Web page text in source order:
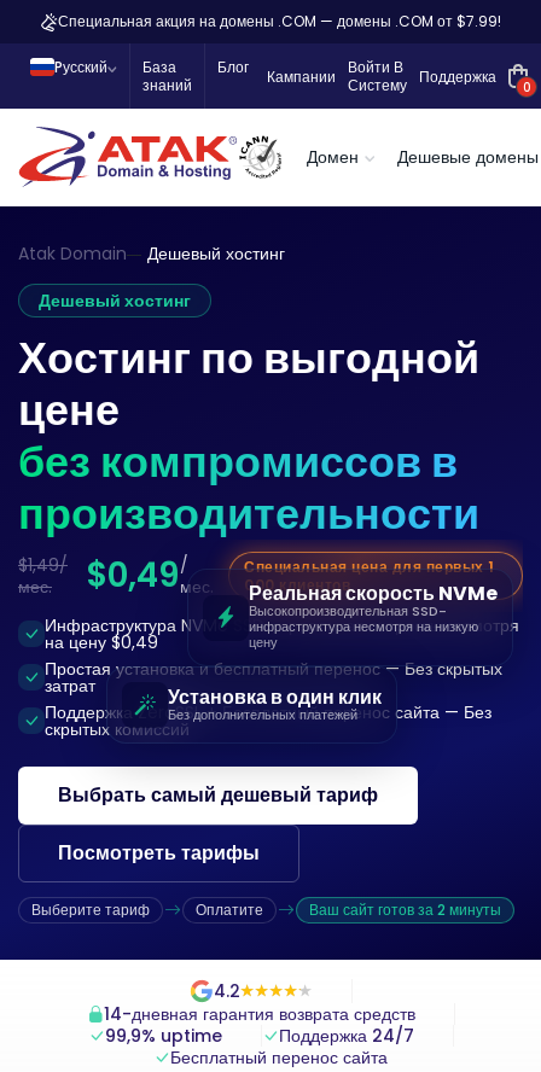
Специальная акция на домены .COM — домены .COM от $7.99!
Pусский
База
знаний
Блог Кампании
Войти В
Систему
Поддержка
0
Домен Дешевые домены
Atak Domain
Дешевый хостинг
Дешевый хостинг
Хостинг по выгодной
цене
без компромиссов в
производительности
$1,49/
мес.
$0,49/
мес.
Специальная цена для первых 1
000 клиентов
Инфраструктура NVMe SSD — реальная скорость несмотря
на цену $0,49
Простая установка и бесплатный перенос — Без скрытых
затрат
Поддержка ZeroSSL + Бесплатный перенос сайта — Без
скрытых комиссий
Выбрать самый дешевый тариф
Посмотреть тарифы
Выберите тариф Оплатите Ваш сайт готов за 2 минуты
Реальная скорость NVMe
Высокопроизводительная SSD-
инфраструктура несмотря на низкую
цену
Установка в один клик
Без дополнительных платежей
4.2★
★★
★★
★★
★★
★
14-дневная гарантия возврата средств
99,9% uptime
Поддержка 24/7
Бесплатный перенос сайта